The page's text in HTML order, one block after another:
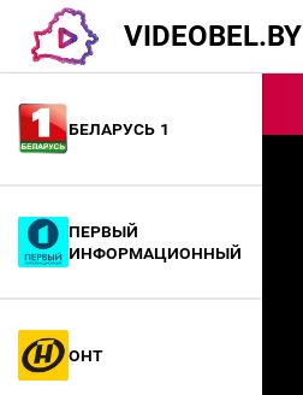
VIDEOBEL.BY
Беларусь 1
Первый
информационный
ОНТ